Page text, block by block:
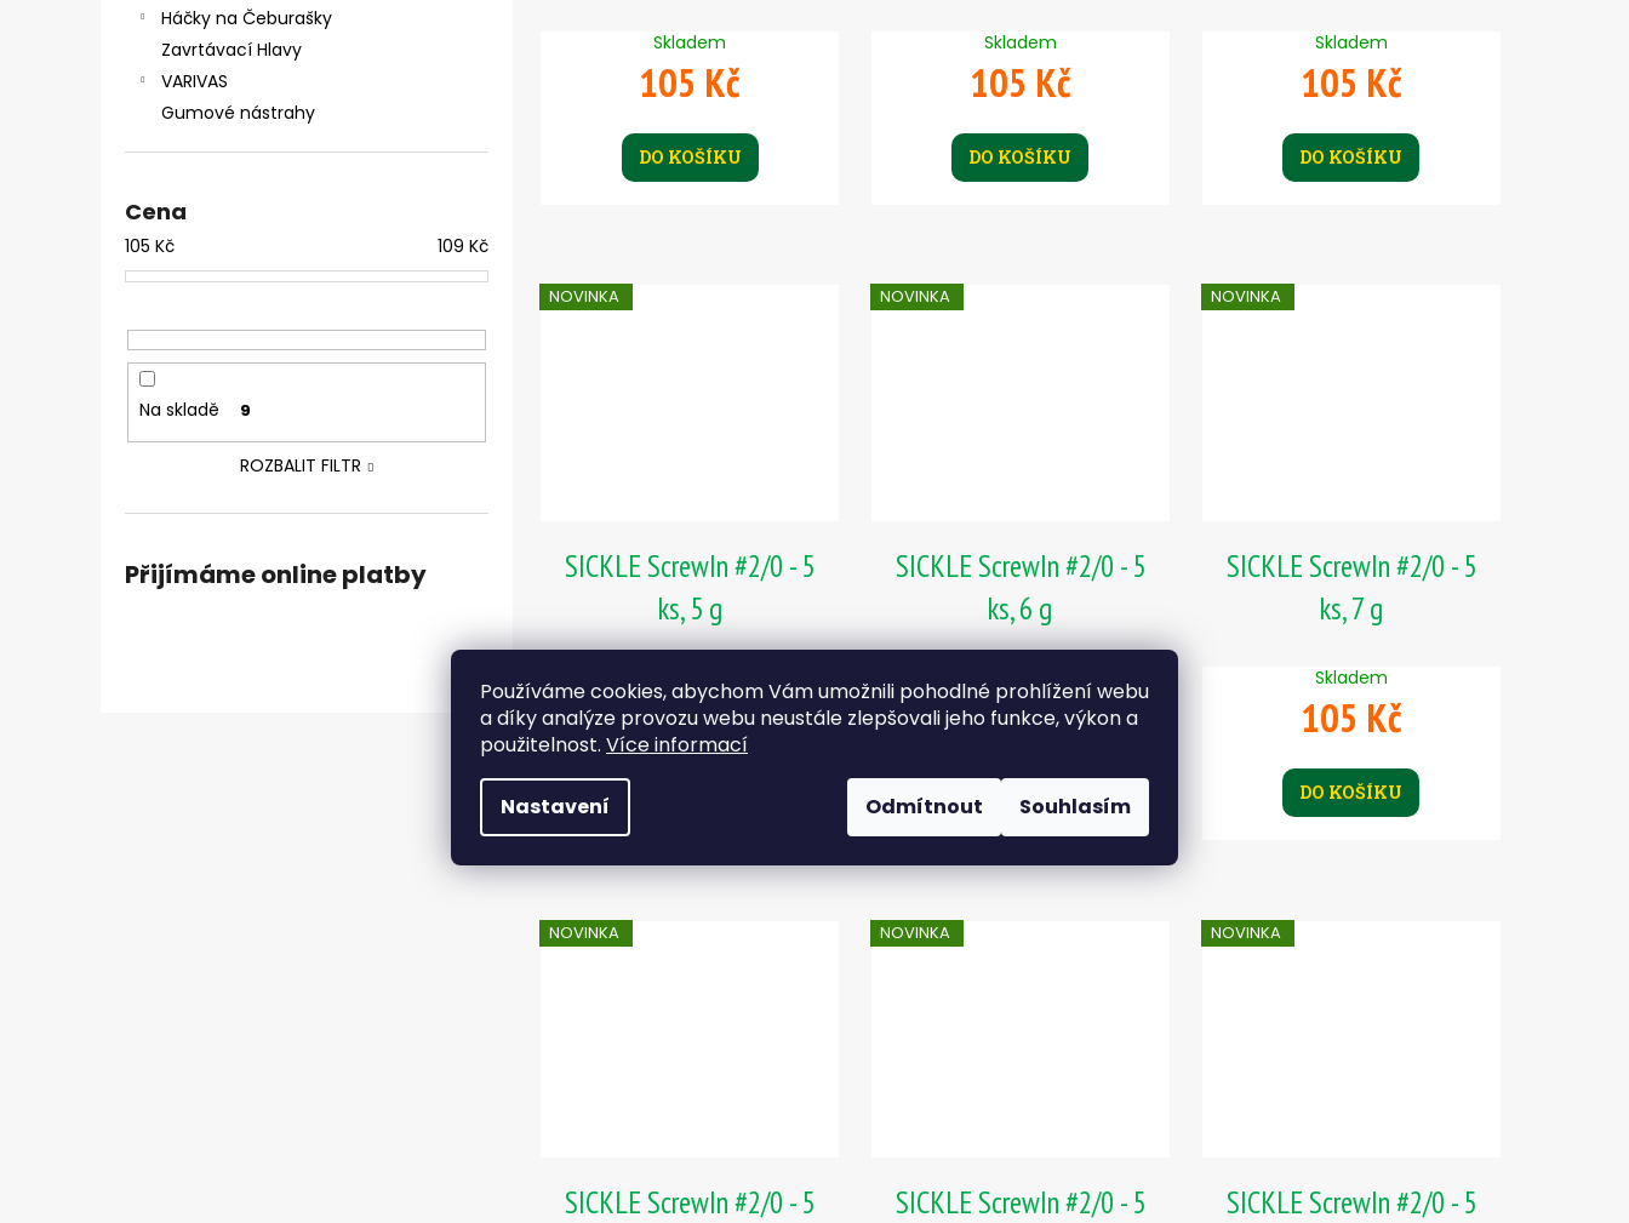
Používáme cookies, abychom Vám umožnili pohodlné prohlížení webu
a díky analýze provozu webu neustále zlepšovali jeho funkce, výkon a
použitelnost. Více informací
Nastavení Odmítnout Souhlasím
Háčky na Čeburašky
Zavrtávací Hlavy
VARIVAS
Gumové nástrahy
Cena
105 Kč 109 Kč
Na skladě 9
ROZBALIT FILTR
Přijímáme online platby
Skladem
105 Kč
DO KOŠÍKU
Skladem
105 Kč
DO KOŠÍKU
Skladem
105 Kč
DO KOŠÍKU
NOVINKA
SICKLE ScrewIn #2/0 - 5
ks, 5 g
Skladem
105 Kč
NOVINKA
SICKLE ScrewIn #2/0 - 5
ks, 6 g
Skladem
105 Kč
NOVINKA
SICKLE ScrewIn #2/0 - 5
ks, 7 g
Skladem
105 Kč
DO KOŠÍKU
NOVINKA
SICKLE ScrewIn #2/0 - 5
NOVINKA
SICKLE ScrewIn #2/0 - 5
NOVINKA
SICKLE ScrewIn #2/0 - 5